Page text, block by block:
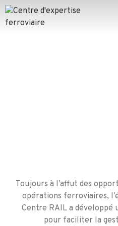
Toujours à l’affut des
opérations ferroviaires,
Centre RAIL a développé
pour faciliter la